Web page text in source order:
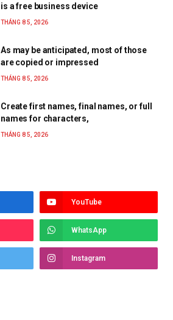
is a free business device
THÁNG 8 5, 2026
As may be anticipated, most of those
are copied or impressed
THÁNG 8 5, 2026
Create first names, final names, or full
names for characters,
THÁNG 8 5, 2026
YouTube
WhatsApp
Instagram